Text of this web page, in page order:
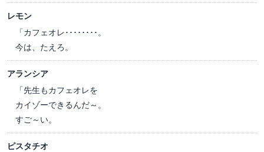
レモン
「カフェオレ････････。
今は、たえろ。
アランシア
「先生もカフェオレを
カイゾーできるんだ～。
すご～い。
ピスタチオ